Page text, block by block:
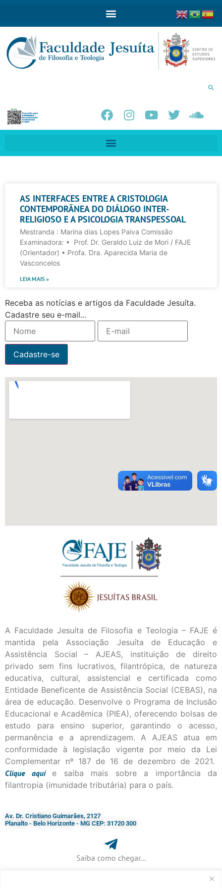
AS INTERFACES ENTRE A CRISTOLOGIA
CONTEMPORÂNEA DO DIÁLOGO INTER-
RELIGIOSO E A PSICOLOGIA TRANSPESSOAL
Mestranda : Marina dias Lopes Paiva Comissão
Examinadora: • Prof. Dr. Geraldo Luiz de Mori / FAJE
(Orientador) • Profa. Dra. Aparecida Maria de
Vasconcelos
LEIA MAIS »
Receba as notícias e artigos da Faculdade Jesuíta.
Cadastre seu e-mail...
A Faculdade Jesuíta de Filosofia e Teologia – FAJE é
mantida pela Associação Jesuíta de Educação e
Assistência Social – AJEAS, instituição de direito
privado sem fins lucrativos, filantrópica, de natureza
educativa, cultural, assistencial e certificada como
Entidade Beneficente de Assistência Social (CEBAS), na
área de educação. Desenvolve o Programa de Inclusão
Educacional e Acadêmica (PIEA), oferecendo bolsas de
estudo para ensino superior, garantindo o acesso,
permanência e a aprendizagem. A AJEAS atua em
conformidade à legislação vigente por meio da Lei
Complementar nº 187 de 16 de dezembro de 2021.
Cliqueaqui
e saiba mais sobre a importância da
filantropia (imunidade tributária) para o país.
Av. Dr. Cristiano Guimarães, 2127
Planalto - Belo Horizonte - MG CEP: 31720 300
Saiba como chegar...